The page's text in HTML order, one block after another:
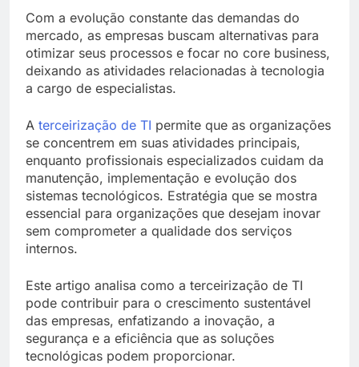
Com a evolução constante das demandas do
mercado, as empresas buscam alternativas para
otimizar seus processos e focar no core business,
deixando as atividades relacionadas à tecnologia
a cargo de especialistas.
A terceirização de TI permite que as organizações
se concentrem em suas atividades principais,
enquanto profissionais especializados cuidam da
manutenção, implementação e evolução dos
sistemas tecnológicos. Estratégia que se mostra
essencial para organizações que desejam inovar
sem comprometer a qualidade dos serviços
internos.
Este artigo analisa como a terceirização de TI
pode contribuir para o crescimento sustentável
das empresas, enfatizando a inovação, a
segurança e a eficiência que as soluções
tecnológicas podem proporcionar.